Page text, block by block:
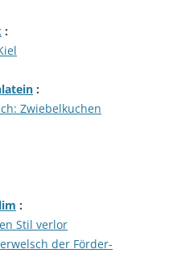
:
:
Zwiebelkuchen
:
Stil verlor
der Förder-